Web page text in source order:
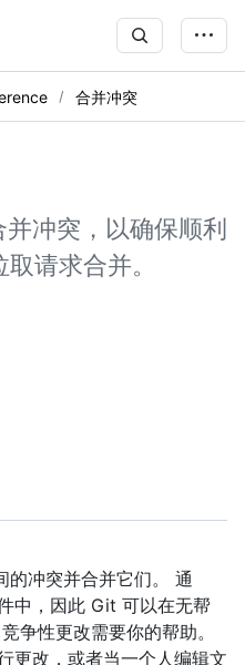
合并冲突
冲突，以确保顺利
请求合并。
的冲突并合并它们。 通
中，因此 Git 可以在无帮
争性更改需要你的帮助。
更改，或者当一个人编辑文